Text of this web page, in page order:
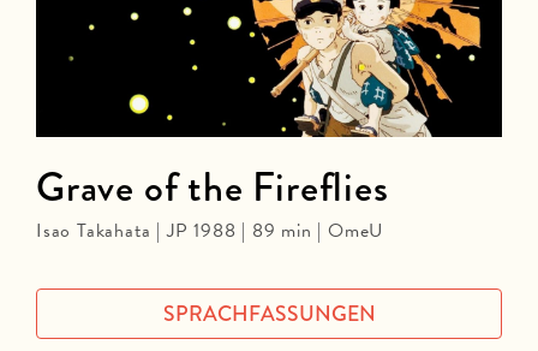
Grave of the Fireflies
Isao Takahata | JP 1988 | 89 min | OmeU
SPRACHFASSUNGEN